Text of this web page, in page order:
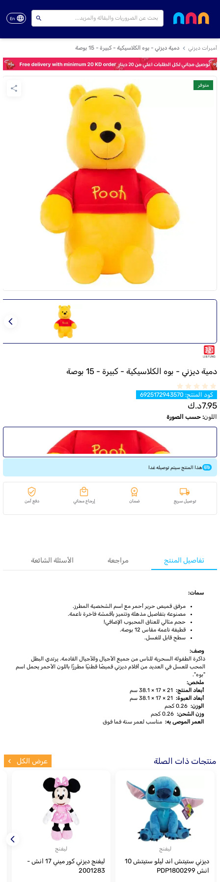
En
أميرات ديزني دمية ديزني - بوه الكلاسيكية - كبيرة - 15 بوصة
متوفر
دمية ديزني - بوه الكلاسيكية - كبيرة - 15 بوصة
كود المنتج:
6925172943570
7.95د.ك
اللون: حسب الصورة
هذا المنتج سيتم توصيله غدا
توصيل سريع ضمان إرجاع مجاني دفع آمن
تفاصيل المنتج مراجعة الأسئلة الشائعة
سمات:
مرفق قميص حرير أحمر مع اسم الشخصية المطرز.
مصنوعة بتفاصيل مذهلة وتتميز بأقمشة فاخرة ناعمة.
حجم مثالي للعناق المحبوب الإضافي!
قطيفة ناعمة مقاس 12 بوصة.
سطح قابل للغسل.
وصف:
ذاكرة الطفولة السحرية للناس من جميع الأجيال وللأجيال القادمة. يرتدي البطل
المحب للعسل في العديد من أفلام ديزني قميصًا قطنيًا مطرزًا باللون الأحمر يحمل اسم
"بوه".
ملخص:
أبعاد المنتج:
أبعاد العبوة:
الوزن: 0.26 كجم
وزن الشحن: 0.26 كجم
العمر الموصى به: مناسب لعمر سنة فما فوق
منتجات ذات الصلة عرض الكل
ليفنج
ديزني ستيتش اند ليلو ستيتش 10
انش PDP1800299
ليفنج
ليفنج ديزني كور ميني 17 انش -
2001283